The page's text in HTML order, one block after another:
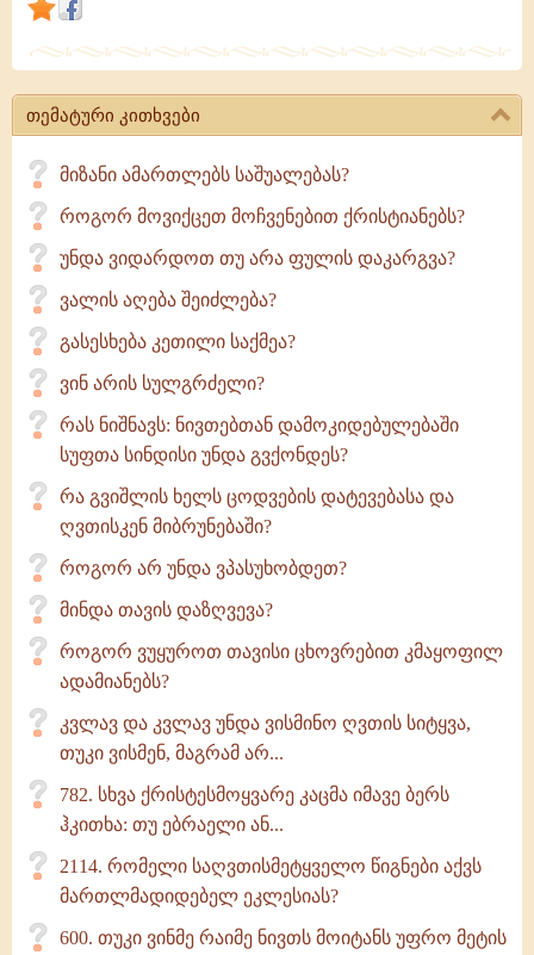
ადამიანის
თემატური კითხვები
მიზანი ამართლებს საშუალებას?
როგორ მოვიქცეთ მოჩვენებით ქრისტიანებს?
უნდა ვიდარდოთ თუ არა ფულის დაკარგვა?
ვალის აღება შეიძლება?
გასესხება კეთილი საქმეა?
ვინ არის სულგრძელი?
რას ნიშნავს: ნივთებთან დამოკიდებულებაში
სუფთა სინდისი უნდა გვქონდეს?
რა გვიშლის ხელს ცოდვების დატევებასა და
ღვთისკენ მიბრუნებაში?
როგორ არ უნდა ვპასუხობდეთ?
მინდა თავის დაზღვევა?
როგორ ვუყუროთ თავისი ცხოვრებით კმაყოფილ
ადამიანებს?
კვლავ და კვლავ უნდა ვისმინო ღვთის სიტყვა,
თუკი ვისმენ, მაგრამ არ...
782. სხვა ქრისტესმოყვარე კაცმა იმავე ბერს
ჰკითხა: თუ ებრაელი ან...
2114. რომელი საღვთისმეტყველო წიგნები აქვს
მართლმადიდებელ ეკლესიას?
600. თუკი ვინმე რაიმე ნივთს მოიტანს უფრო მეტის